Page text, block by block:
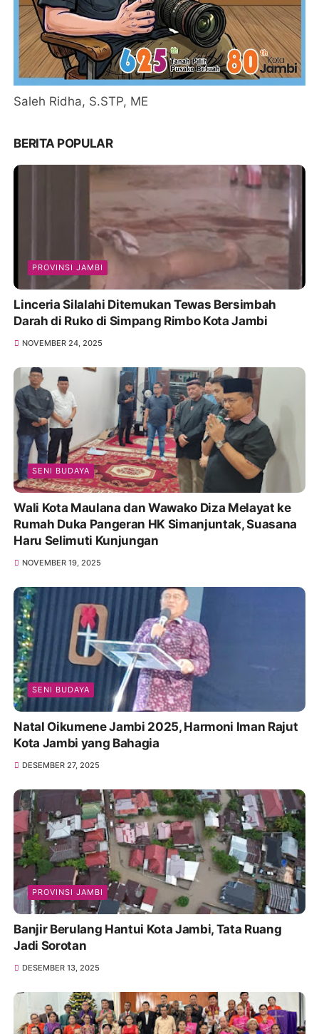
Saleh Ridha, S.STP, ME
BERITA POPULAR
PROVINSI JAMBI
Linceria Silalahi Ditemukan Tewas Bersimbah
Darah di Ruko di Simpang Rimbo Kota Jambi
NOVEMBER 24, 2025
SENI BUDAYA
Wali Kota Maulana dan Wawako Diza Melayat ke
Rumah Duka Pangeran HK Simanjuntak, Suasana
Haru Selimuti Kunjungan
NOVEMBER 19, 2025
SENI BUDAYA
Natal Oikumene Jambi 2025, Harmoni Iman Rajut
Kota Jambi yang Bahagia
DESEMBER 27, 2025
PROVINSI JAMBI
Banjir Berulang Hantui Kota Jambi, Tata Ruang
Jadi Sorotan
DESEMBER 13, 2025